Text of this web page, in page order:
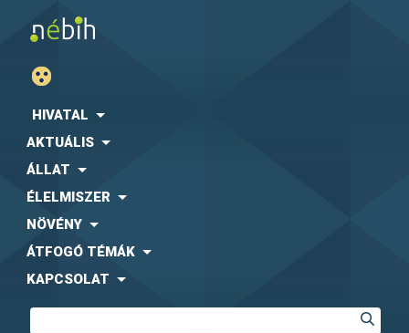
HIVATAL
AKTUÁLIS
ÁLLAT
ÉLELMISZER
NÖVÉNY
ÁTFOGÓ TÉMÁK
KAPCSOLAT